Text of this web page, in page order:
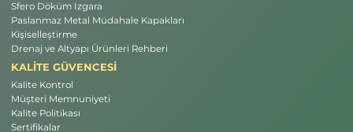
Sfero Döküm Izgara
Paslanmaz Metal Müdahale Kapakları
Kişiselleştirme
Drenaj ve Altyapı Ürünleri Rehberi
KALİTE GÜVENCESİ
Kalite Kontrol
Müşteri Memnuniyeti
Kalite Politikası
Sertifikalar